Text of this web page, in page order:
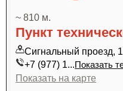
~ 810 м.
Пункт
Сигнальный проезд,
+7 (977) 1...Показать
Показать на карте